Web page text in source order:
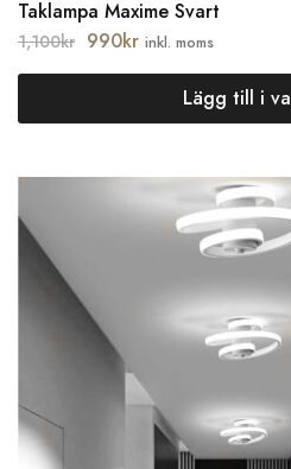
Taklampa Maxime Svart
1,100kr 990kr inkl. moms
Lägg till i